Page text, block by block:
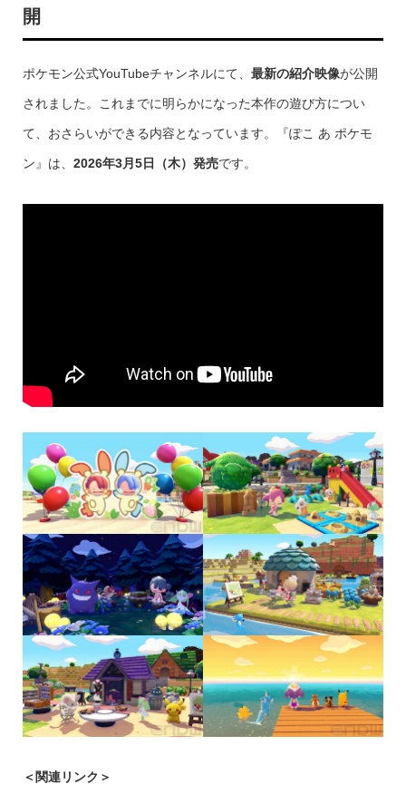
開
ポケモン公式YouTubeチャンネルにて、 最新の紹介映像が公開
されました。これまでに明らかになった本作の遊び方につい
て、おさらいができる内容となっています。『ぽこ あ ポケモ
ン』は、 2026年3月5日（木）発売です。
＜関連リンク＞